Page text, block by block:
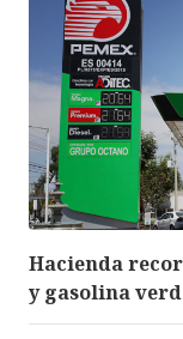
Hacienda
y gasolina